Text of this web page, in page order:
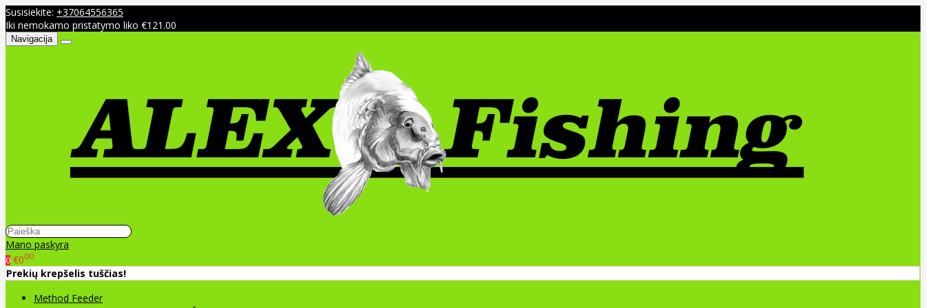
Susisiekite: +37064556365
Iki nemokamo pristatymo liko €121.00
Navigacija
Mano paskyra
0 €000
Prekių krepšelis tuščias!
Method Feeder